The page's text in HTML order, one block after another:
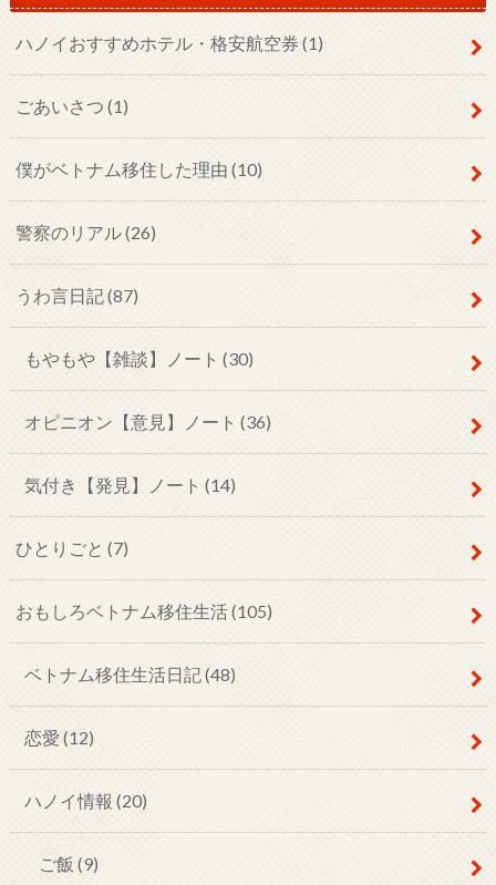
ハノイおすすめホテル・格安航空券 (1)
ごあいさつ (1)
僕がベトナム移住した理由 (10)
警察のリアル(26)
うわ言日記(87)
もやもや【雑談】ノート (30)
オピニオン【意見】ノート (36)
気付き【発見】ノート (14)
ひとりごと (7)
おもしろベトナム移住生活(105)
ベトナム移住生活日記(48)
恋愛 (12)
ハノイ情報 (20)
ご飯 (9)